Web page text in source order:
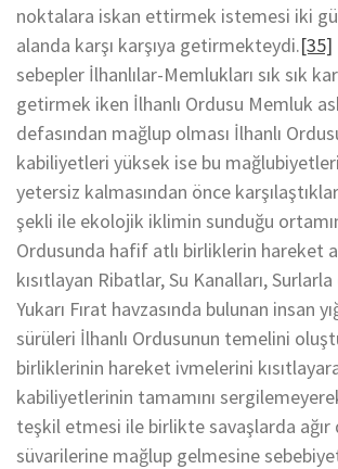
noktalara iskan ettirmek istemesi iki
alanda karşı karşıya getirmekteydi.[35]
sebepler İlhanlılar-Memlukları sık sık
getirmek iken İlhanlı Ordusu Memluk
defasından mağlup olması İlhanlı
kabiliyetleri yüksek ise bu
yetersiz kalmasından önce
şekli ile ekolojik iklimin sunduğu
Ordusunda hafif atlı birliklerin hareket
kısıtlayan Ribatlar, Su Kanalları,
Yukarı Fırat havzasında bulunan insan
sürüleri İlhanlı Ordusunun temelini
birliklerinin hareket ivmelerini
kabiliyetlerinin tamamını
teşkil etmesi ile birlikte savaşlarda ağır
süvarilerine mağlup gelmesine